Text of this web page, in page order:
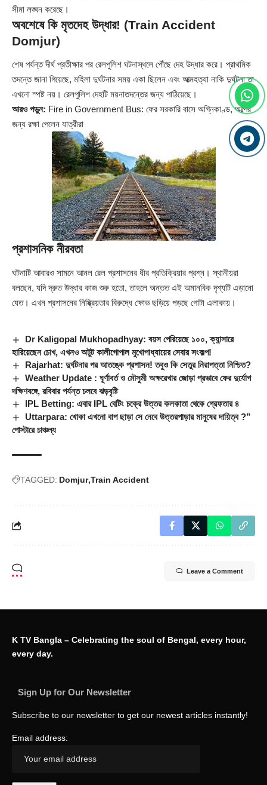
সীমা লঙ্ঘন করেছে।
অবশেষে কি মৃতদেহ উদ্ধার! (Train Accident
Domjur)
শেষ পর্যন্ত দীর্ঘ প্রতীক্ষার পর রেলপুলিশ ঘটনাস্থলে পৌঁছে দেহ উদ্ধার করে। প্রাথমিক
তদন্তে জানা গিয়েছে, মহিলা দুর্ঘটনার সময় একা ছিলেন এবং আত্মহত্যা নাকি দুর্ঘটনা তা
এখনো স্পষ্ট নয়। রেলপুলিশ দেহটি ময়নাতদন্তের জন্য পাঠিয়েছে।
আরও পড়ুন: Fire in Government Bus: ফের সরকারি বাসে অগ্নিকাণ্ড, অল্পের
জন্য রক্ষা পেলেন যাত্রীরা
প্রশাসনিক নীরবতা
ঘটনাটি আবারও সামনে আনল রেল প্রশাসনের ধীর প্রতিক্রিয়ার প্রশ্ন। স্থানীয়রা
বলছেন, যদি দ্রুত উদ্ধার কাজ শুরু হতো, তাহলে অন্তত এই অমানবিক দৃশ্যটি এড়ানো
যেত। এখন প্রশাসনের নিষ্ক্রিয়তার বিরুদ্ধে ক্ষোভ ছড়িয়ে পড়ছে গোটা এলাকায়।
Dr Kaligopal Mukhopadhyay: বয়স পেরিয়েছে ১০০, ক্যান্সারে
হারিয়েছেন চোখ, এখনও অটুট কালীগোপাল মুখোপাধ্যায়ের সেবার সংকল্প!
Rajarhat: দুর্ঘটনার পর আতঙ্কে প্রশাসন! তবুও কি সেতুর নিরাপত্তা নিশ্চিত?
Weather Update : ঘূর্ণাবর্ত ও মৌসুমী অক্ষরেখার জোড়া প্রভাবে ফের দুর্যোগ
দক্ষিণবঙ্গে, রবিবার পর্যন্ত চলবে ঝড়বৃষ্টি
IPL Betting: এবার IPL বেটিং চক্রে উত্তর কলকাতা থেকে গ্রেফতার ৪
Uttarpara: খোকা এখনো বাপ ছাড়া সে নেবে উত্তরপাড়ার মানুষের দায়িত্ব ?”
পোস্টারে চাঞ্চল্য
TAGGED: Domjur Train Accident
Leave a Comment
K TV Bangla – Celebrating the soul of Bengal, every hour,
every day.
Sign Up for Our Newsletter
Subscribe to our newsletter to get our newest articles instantly!
Email address: